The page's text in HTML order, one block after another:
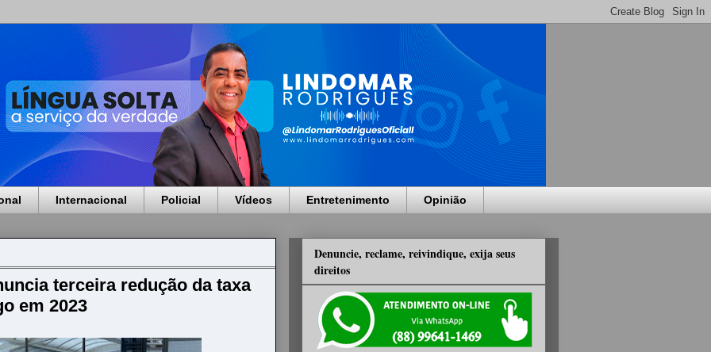
Internacional Policial Vídeos Entretenimento Opinião
terceira redução da taxa
em 2023
Denuncie, reclame, reivindique, exija seus
direitos